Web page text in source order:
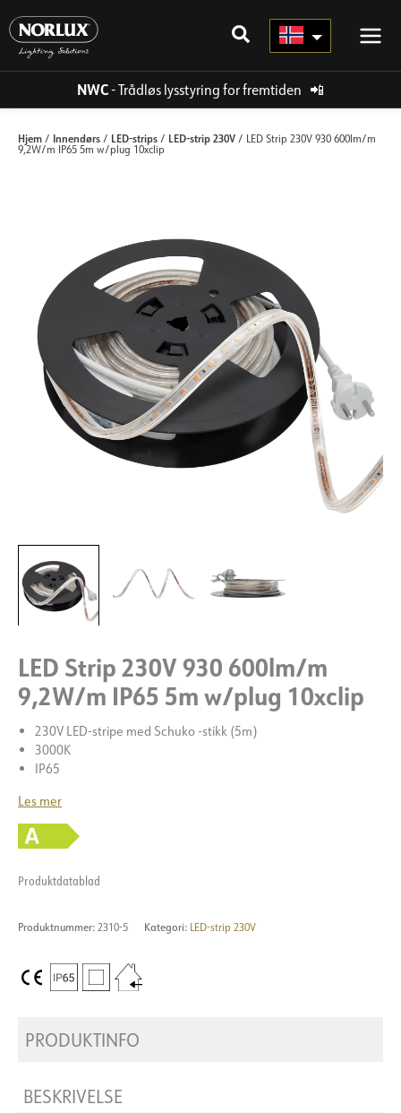
rett
innholdet
NWC- Trådløs lysstyring for fremtiden 📲
Hjem / Innendørs / LED-strips / LED-strip 230V / LED Strip 230V 930 600lm/m
9,2W/m IP65 5m w/plug 10xclip
LED Strip 230V 930 600lm/m
9,2W/m IP65 5m w/plug 10xclip
230V LED-stripe med Schuko -stikk (5m)
3000K
IP65
Les mer
Produktdatablad
Produktnummer: 2310-5 Kategori: LED-strip 230V
PRODUKTINFO
BESKRIVELSE